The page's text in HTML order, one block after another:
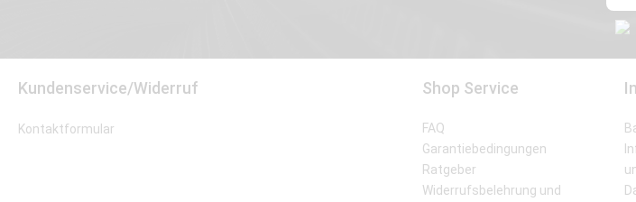
Kundenservice/Widerruf
Kontaktformular
Shop Service
FAQ
Garantiebedingungen
Ratgeber
Widerrufsbelehrung und